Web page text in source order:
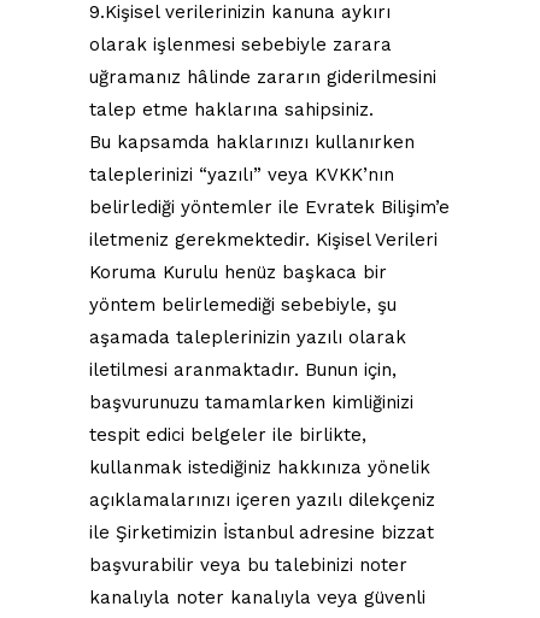
9.Kişisel verilerinizin kanuna aykırı
olarak işlenmesi sebebiyle zarara
uğramanız hâlinde zararın giderilmesini
talep etme haklarına sahipsiniz.
Bu kapsamda haklarınızı kullanırken
taleplerinizi “yazılı” veya KVKK’nın
belirlediği yöntemler ile Evratek Bilişim’e
iletmeniz gerekmektedir. Kişisel Verileri
Koruma Kurulu henüz başkaca bir
yöntem belirlemediği sebebiyle, şu
aşamada taleplerinizin yazılı olarak
iletilmesi aranmaktadır. Bunun için,
başvurunuzu tamamlarken kimliğinizi
tespit edici belgeler ile birlikte,
kullanmak istediğiniz hakkınıza yönelik
açıklamalarınızı içeren yazılı dilekçeniz
ile Şirketimizin İstanbul adresine bizzat
başvurabilir veya bu talebinizi noter
kanalıyla noter kanalıyla veya güvenli